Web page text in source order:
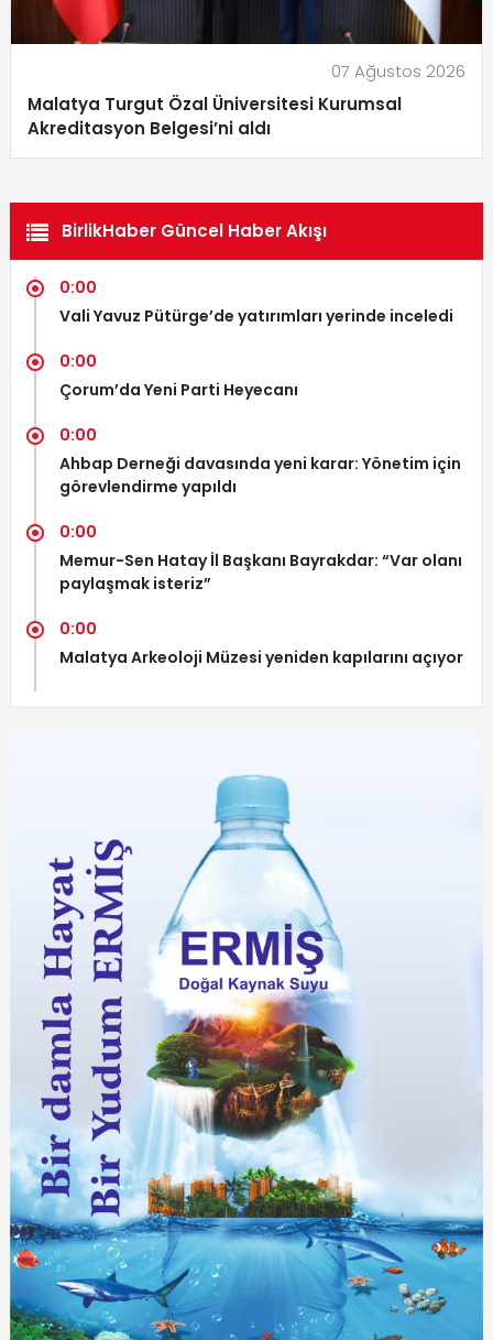
07 Ağustos 2026
Malatya Turgut Özal Üniversitesi Kurumsal
Akreditasyon Belgesi’ni aldı
BirlikHaber Güncel Haber Akışı
0:00
Vali Yavuz Pütürge’de yatırımları yerinde inceledi
0:00
Çorum’da Yeni Parti Heyecanı
0:00
Ahbap Derneği davasında yeni karar: Yönetim için
görevlendirme yapıldı
0:00
Memur-Sen Hatay İl Başkanı Bayrakdar: “Var olanı
paylaşmak isteriz”
0:00
Malatya Arkeoloji Müzesi yeniden kapılarını açıyor